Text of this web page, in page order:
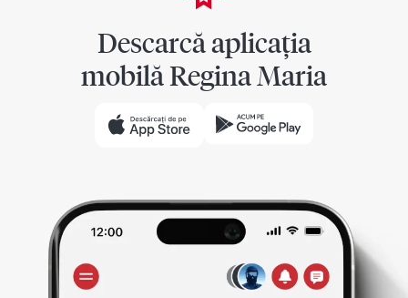
Descarcă aplicația
mobilă Regina Maria